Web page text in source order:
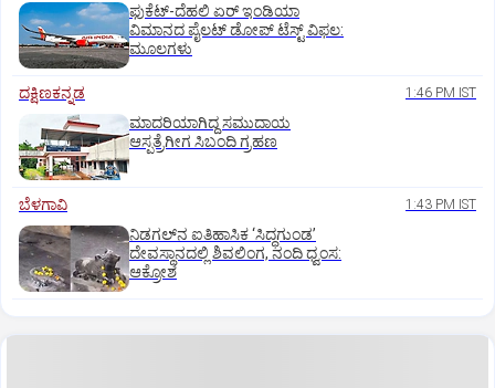
ಫುಕೆಟ್‌-ದೆಹಲಿ ಏರ್‌ ಇಂಡಿಯಾ
ವಿಮಾನದ ಪೈಲಟ್‌ ಡೋಪ್‌ ಟೆಸ್ಟ್‌ ವಿಫಲ:
ಮೂಲಗಳು
ದಕ್ಷಿಣಕನ್ನಡ 1:46 PM IST
ಮಾದರಿಯಾಗಿದ್ದ ಸಮುದಾಯ
ಆಸ್ಪತ್ರೆಗೀಗ ಸಿಬಂದಿ ಗ್ರಹಣ
ಬೆಳಗಾವಿ 1:43 PM IST
ನಿಡಗಲ್‌ನ ಐತಿಹಾಸಿಕ ‘ಸಿದ್ಧಗುಂಡ’
ದೇವಸ್ಥಾನದಲ್ಲಿ ಶಿವಲಿಂಗ, ನಂದಿ ಧ್ವಂಸ:
ಆಕ್ರೋಶ